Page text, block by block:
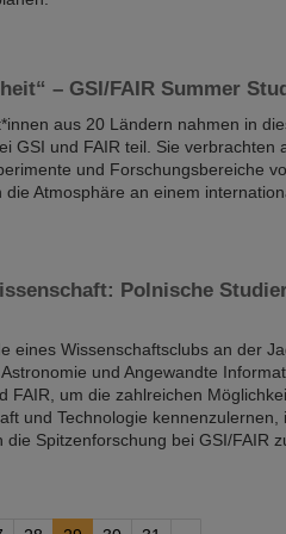
– GSI/FAIR Summer
aus 20 Ländern nahmen in
GSI und FAIR teil. Sie verbrachten
und Forschungsbereiche
die Atmosphäre an einem
Polnische
eines Wissenschaftsclubs an der
und Angewandte
FAIR, um die zahlreichen
und Technologie
die Spitzenforschung bei GSI/FAIR